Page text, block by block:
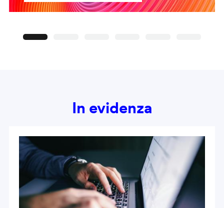
In evidenza